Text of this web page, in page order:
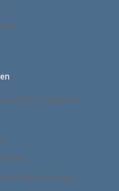
& Stirn glätten